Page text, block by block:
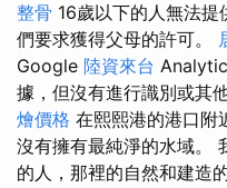
整骨 16歲以下的人無法
們要求獲得父母的許可。
Google 陸資來台
據，但沒有進行識別或其
燴價格 在熙熙港的港口附
沒有擁有最純淨的水域。
的人，那裡的自然和建造